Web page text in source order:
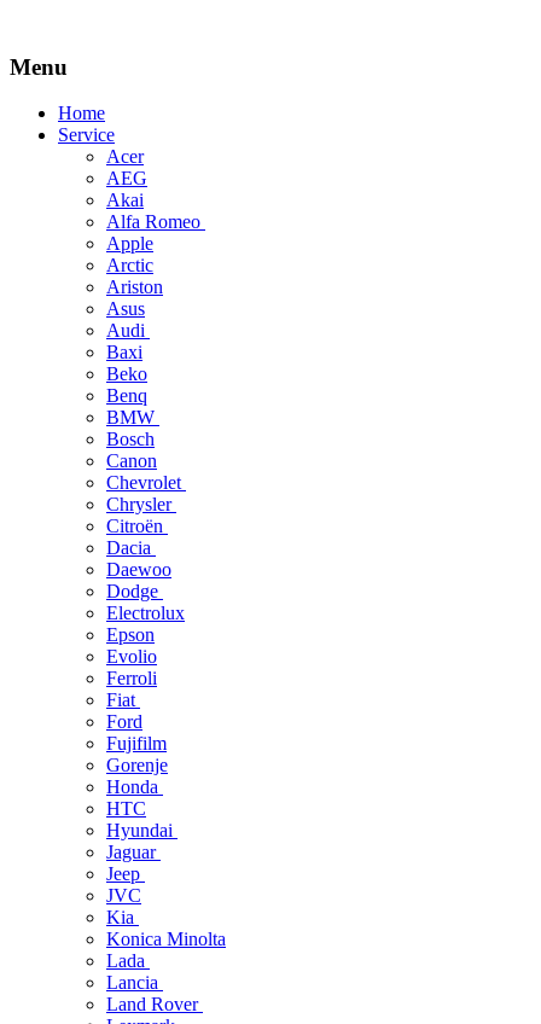
Menu
Skip
Home
Service
Acer
AEG
Akai
Alfa Romeo
Apple
Arctic
Ariston
Asus
Audi
Baxi
Beko
Benq
BMW
Bosch
Canon
Chevrolet
Chrysler
Citroën
Dacia
Daewoo
Dodge
Electrolux
Epson
Evolio
Ferroli
Fiat
Ford
Fujifilm
Gorenje
Honda
HTC
Hyundai
Jaguar
Jeep
JVC
Kia
Konica Minolta
Lada
Lancia
Land Rover